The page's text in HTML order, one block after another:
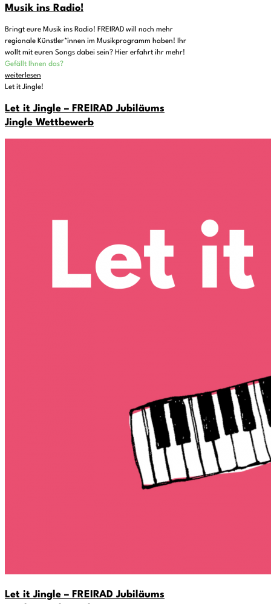
Musik ins Radio!
Bringt eure Musik ins Radio! FREIRAD will noch mehr
regionale Künstler*innen im Musikprogramm haben! Ihr
wollt mit euren Songs dabei sein? Hier erfahrt ihr mehr!
Gefällt Ihnen das?
weiterlesen
Let it Jingle!
Let it Jingle – FREIRAD Jubiläums
Jingle Wettbewerb
Let it Jingle – FREIRAD Jubiläums